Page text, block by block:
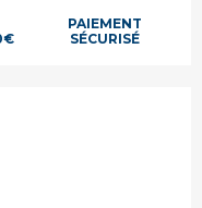
PAIEMENT
SÉCURISÉ